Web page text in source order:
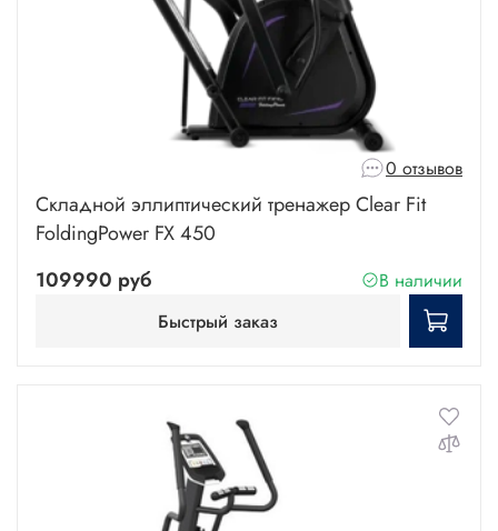
0 отзывов
Складной эллиптический тренажер Clear Fit
FoldingPower FX 450
109990 руб
В наличии
Быстрый заказ